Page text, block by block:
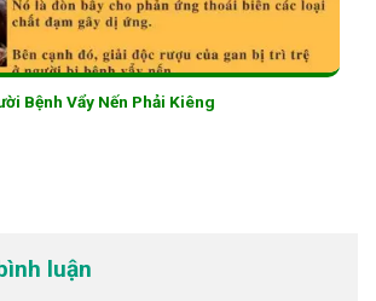
Bệnh Vẩy Nến Phải Kiêng
luận